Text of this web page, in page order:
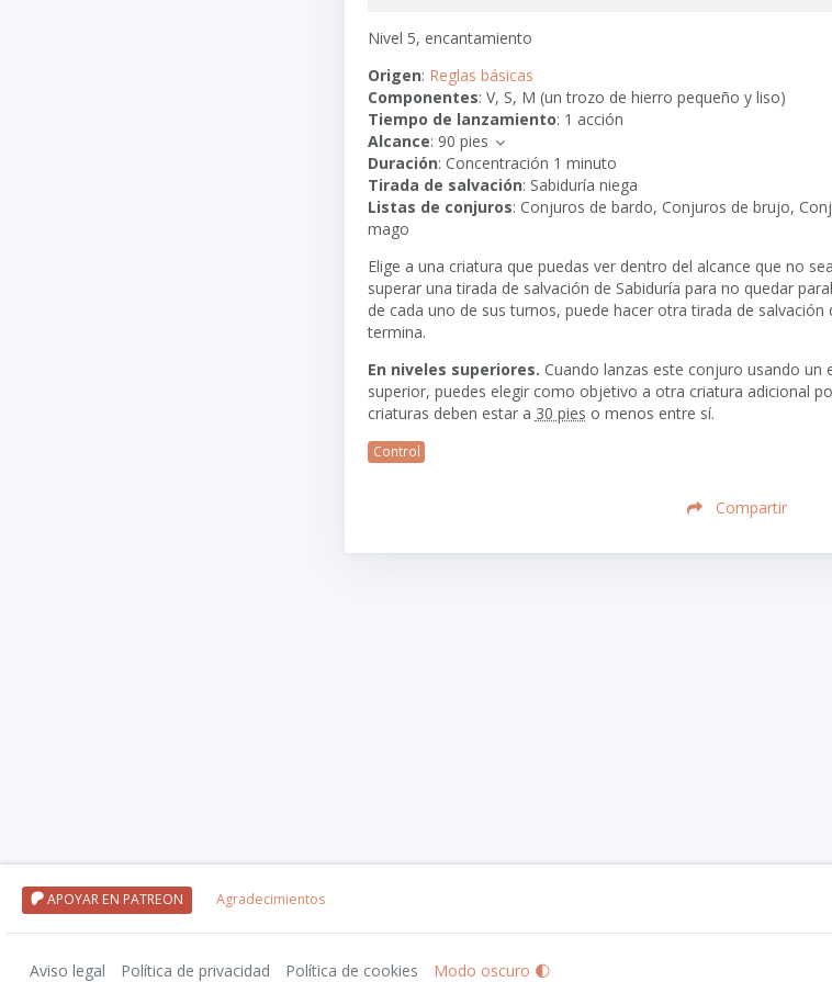
Nivel 5, encantamiento
Origen: Reglas básicas
Componentes: V, S, M (un trozo de hierro pequeño y liso)
Tiempo de lanzamiento: 1 acción
Alcance: 90 pies
Duración: Concentración 1 minuto
Tirada de salvación: Sabiduría niega
Listas de conjuros: Conjuros de bardo, Conjuros de brujo,
mago
Elige a una criatura que puedas ver dentro del alcance que no
superar una tirada de salvación de Sabiduría para no quedar
de cada uno de sus turnos, puede hacer otra tirada de salvación
termina.
En niveles superiores. Cuando lanzas este conjuro usando un
superior, puedes elegir como objetivo a otra criatura adicional
criaturas deben estar a 30 pies o menos entre sí.
Control
Compartir
APOYAR EN PATREON Agradecimientos
Aviso legal Política de privacidad Política de cookies Modo oscuro 🌓